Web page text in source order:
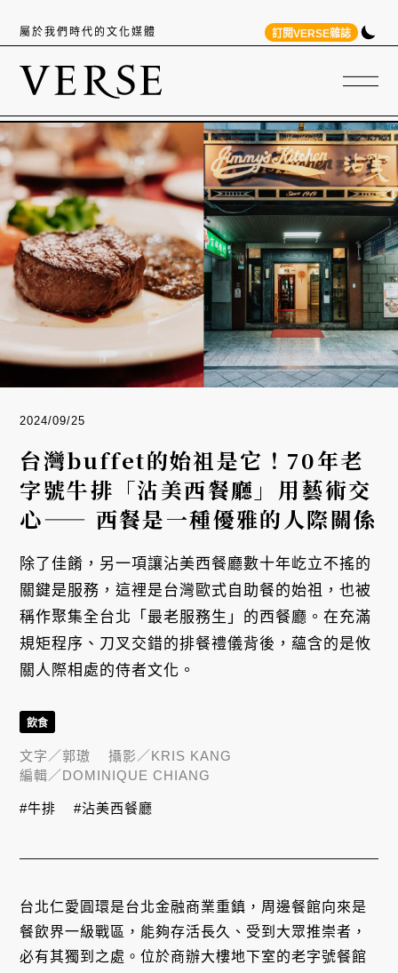
屬於我們時代的文化媒體 訂閱VERSE雜誌
2024/09/25
台灣buffet的始祖是它！70年老
字號牛排「沾美西餐廳」用藝術交
心—— 西餐是一種優雅的人際關係
除了佳餚，另一項讓沾美西餐廳數十年屹立不搖的
關鍵是服務，這裡是台灣歐式自助餐的始祖，也被
稱作聚集全台北「最老服務生」的西餐廳。在充滿
規矩程序、刀叉交錯的排餐禮儀背後，蘊含的是攸
關人際相處的侍者文化。
台北仁愛圓環是台北金融商業重鎮，周邊餐館向來是
餐飲界一級戰區，能夠存活長久、受到大眾推崇者，
必有其獨到之處。位於商辦大樓地下室的老字號餐館
飲食
文字／郭璈 攝影／KRIS KANG
編輯／DOMINIQUE CHIANG
#牛排 #沾美西餐廳